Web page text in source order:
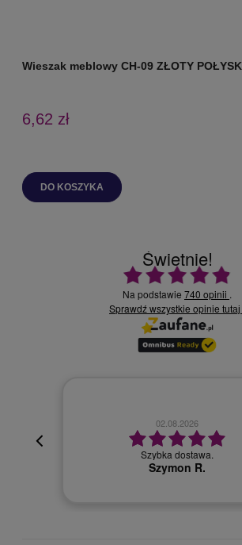
Wieszak meblowy CH-09 ZŁOTY POŁYSK
6,62 zł
DO KOSZYKA
Świetnie!
Ocena średnia 4.9 na 5
Na podstawie 740 opinii .
Sprawdź wszystkie opinie tutaj
02.08.2026
Szybka dostawa.
Szymon R.